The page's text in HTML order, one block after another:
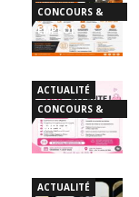
CONCOURS &
EMPLOI
ACTUALITÉ
CONCOURS &
EMPLOI
ACTUALITÉ